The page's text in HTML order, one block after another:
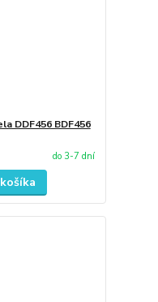
DDF456 BDF456
do 3-7 dní